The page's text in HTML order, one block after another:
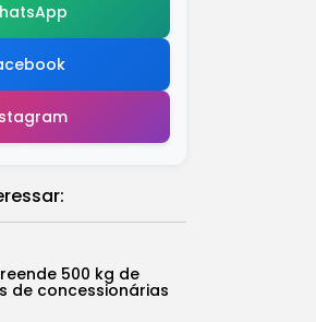
500 kg de
de concessionárias